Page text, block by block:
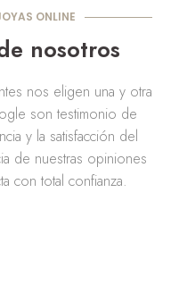
ONLINE
nosotros
nos eligen una y otra
son testimonio de
y la satisfacción del
de nuestras opiniones
con total confianza.